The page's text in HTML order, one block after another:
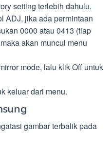
setting terlebih dahulu.
ADJ, jika ada permintaan
0000 atau 0413 (tiap
akan muncul menu
mode, lalu klik Off untuk
keluar dari menu.
gambar terbalik pada